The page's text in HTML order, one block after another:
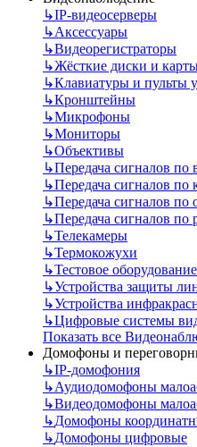
↳IP-видеосерверы
↳Аксессуары
↳Видеорегистраторы
↳Жёсткие диски и
↳Клавиатуры и пульты
↳Кронштейны
↳Микрофоны
↳Мониторы
↳Объективы
↳Передача сигналов по
↳Передача сигналов по
↳Передача сигналов по
↳Передача сигналов по
↳Телекамеры
↳Термокожухи
↳Тестовое оборудование
↳Устройства защиты
↳Устройства
↳Цифровые системы
Показать все
Домофоны и
↳IP-домофония
↳Аудиодомофоны
↳Видеодомофоны
↳Домофоны
↳Домофоны цифровые